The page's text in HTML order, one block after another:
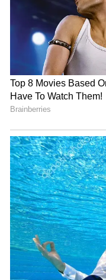
Also read:`కల్కి`లో